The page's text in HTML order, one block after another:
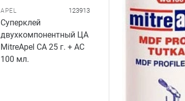
APEL 123913
Суперклей
двухкомпонентный ЦА
MitreApel CA 25 г. + AC
100 мл.